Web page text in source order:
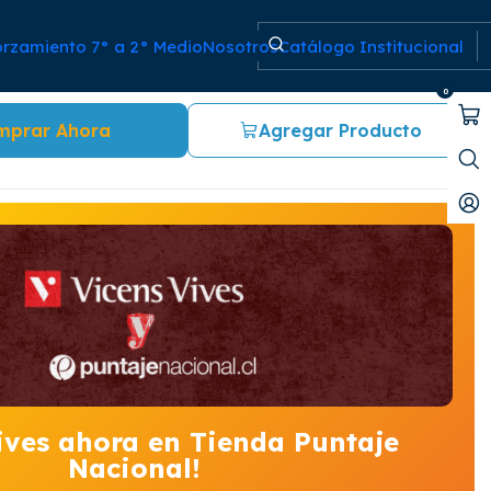
7° a 2° MedioNosotrosCatálogo Institucional
0
Agregar Producto
Ahora
ahora en Tienda Puntaje
Nacional!